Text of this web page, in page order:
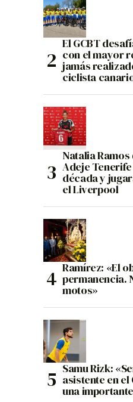
El GCBT
con el mayor
jamás
ciclista
Natalia
Adeje
década y
el Liverpool
Ramírez: «El
permanencia.
motos»
Samu Rizk:
asistente en el
una